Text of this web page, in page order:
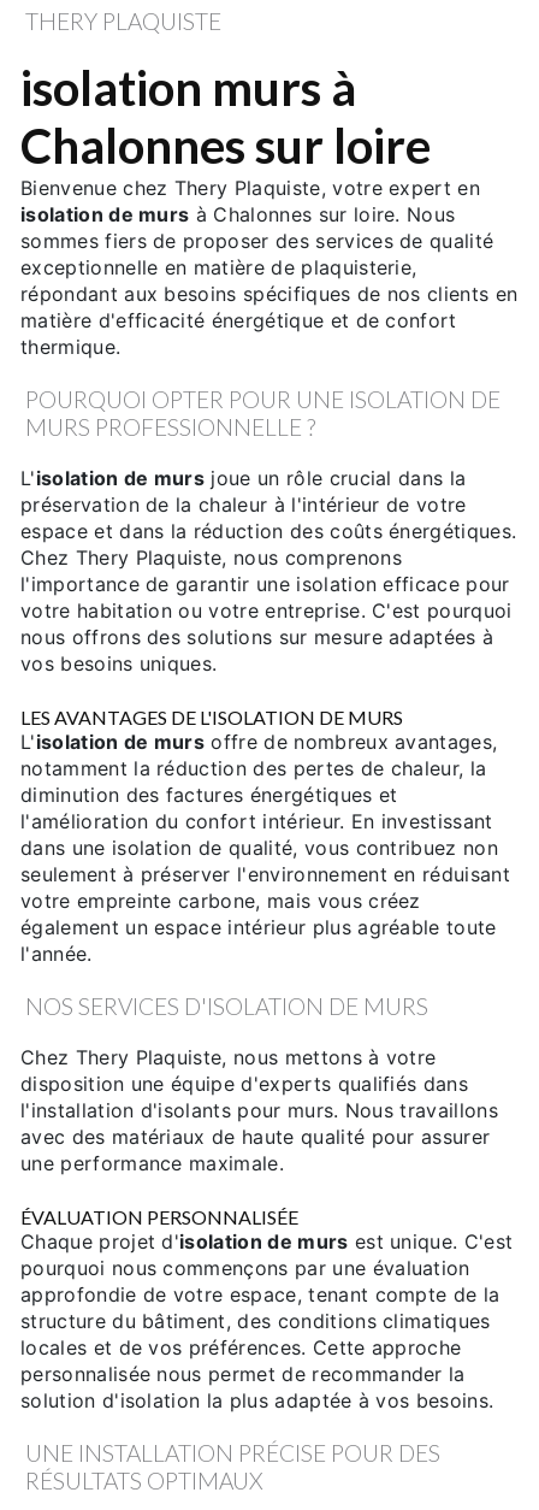
THERY PLAQUISTE
isolation murs à
Chalonnes sur loire
Bienvenue chez Thery Plaquiste, votre expert en
isolation de murs à Chalonnes sur loire. Nous
sommes fiers de proposer des services de qualité
exceptionnelle en matière de plaquisterie,
répondant aux besoins spécifiques de nos clients en
matière d'efficacité énergétique et de confort
thermique.
POURQUOI OPTER POUR UNE ISOLATION DE
MURS PROFESSIONNELLE ?
L'isolation de murs joue un rôle crucial dans la
préservation de la chaleur à l'intérieur de votre
espace et dans la réduction des coûts énergétiques.
Chez Thery Plaquiste, nous comprenons
l'importance de garantir une isolation efficace pour
votre habitation ou votre entreprise. C'est pourquoi
nous offrons des solutions sur mesure adaptées à
vos besoins uniques.
LES AVANTAGES DE L'ISOLATION DE MURS
L'isolation de murs offre de nombreux avantages,
notamment la réduction des pertes de chaleur, la
diminution des factures énergétiques et
l'amélioration du confort intérieur. En investissant
dans une isolation de qualité, vous contribuez non
seulement à préserver l'environnement en réduisant
votre empreinte carbone, mais vous créez
également un espace intérieur plus agréable toute
l'année.
NOS SERVICES D'ISOLATION DE MURS
Chez Thery Plaquiste, nous mettons à votre
disposition une équipe d'experts qualifiés dans
l'installation d'isolants pour murs. Nous travaillons
avec des matériaux de haute qualité pour assurer
une performance maximale.
ÉVALUATION PERSONNALISÉE
Chaque projet d'isolation de murs est unique. C'est
pourquoi nous commençons par une évaluation
approfondie de votre espace, tenant compte de la
structure du bâtiment, des conditions climatiques
locales et de vos préférences. Cette approche
personnalisée nous permet de recommander la
solution d'isolation la plus adaptée à vos besoins.
UNE INSTALLATION PRÉCISE POUR DES
RÉSULTATS OPTIMAUX